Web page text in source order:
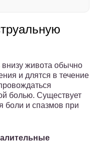
живота обычно
и длятся в течение
болью. Существует
боли и спазмов при